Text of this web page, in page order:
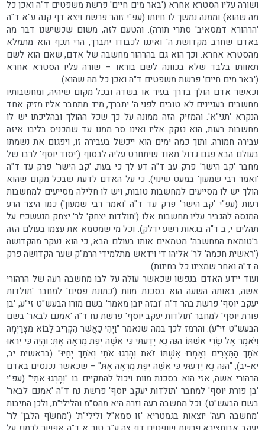
ושורה עליו הסטרא אחרא ('באר מים חיים' פרשת משפטים ד"ה ואכן כל
מה שהוא) וממנה נמשך לו חיותו (עפ"י זוהר פרשת ויצא דף קנה ע"א ד"ה
'הרהורא דמסאיב' סתרי תורה). והטעם לזה, משום שכשישנו דבר מה
באדם שחרב מקדושת ה' ואיננו לכבודו יתברך, הרי תכף הוא מתמלא
מהסטרא אחרא. וכך הוא גם בהרהור מחשבה של אדם, שאם הוא לשם
תאוותו בלבד שלא בכוונה לשם בוראו – שורה עליו הסטרא אחרא
('באר מים חיים' פרשת משפטים ד"ה ואכן כל מה שהוא).
וכאשר אדם הולך בדרך בעיר או בשדה ובכל מקום שיהיה, ומחשבותיו
מחשבים בעניינים לא טובים לפני ה' יתברך, מיד מתחבר אליו מזיק אחד
הנקרא 'תני"א'. והמזיק הזה ממונה על כך שכל ההולך ובהליכתו יש לו
מחשבות רעות, הוא נזקק אליו ואינו סר ממנו עד שמכניס בליבו איזה
עבירה חמורה. ותוך כמה ימים הוא ייכשל בעבירה זו, ויפגום את נשמתו
בעולם הבא פגם גדול מאוד שיתחרט עליה לבסוף ('יסוד יוסף' לרבו של
מחבר 'קב הישר' פרק עב ד"ה דע לך כי בעת, 'קב הישר' פרק עד ד"ה
'ואמר רבי שמעון' במעט שינוי). כי על האדם לדעת שבכל מקום שהוא
הולך יש לו מסייעים למחשבות טובות, ויש לו חלילה מסייעים למחשבות
רעות (עפ"י 'קב הישר' פרק עד ד"ה 'ואמר רבי שמעון') כמו היצר הרע
המנסה להגביר עליו מחשבות אלו ('תולדות יצחק' לר' יצחק מנעשכיז על
תהלים י, ב ד"ה בגאות רשע ידלק). וכל מי שמטמא את עצמו בעולם הזה
ב'טומאת המחשבה' מטמאים אותו בעולם הבא, כי הוא נעקר מהקדושה
('ראשית חכמה' לר' אליהו די וידאש מתלמידי הרמ"ק שער הקדושה פרק
ה ד"ה ואחר שמצינו כל בחינות).
ועוד יידע האדם בנפשו שכאשר עולה על לבו מחשבה רעה של הרהורי
אשה, באותה השעה הוא בסכנת מוות ('כתונת פסים' למחבר 'תולדות
יעקב יוסף' פרשת בהר ד"ה 'ובזה יובן מאמר' בשם מורו הבעש"ט זי"ע, 'בן
פורת יוסף' למחבר 'תולדות יעקב יוסף' פרשת נח ד"ה 'אמנם לבאר' בשם
הבעש"ט זי"ע). והרמז לכך במה שנאמר "וַיְהִי כַּאֲשֶׁר הִקְרִיב לָבוֹא מִצְרָיְמָה
וַיֹּאמֶר אֶל שָׂרַי אִשְׁתּוֹ הִנֵּה נָא יָדַעְתִּי כִּי אִשָּׁה יְפַת מַרְאֶה אָתְּ: וְהָיָה כִּי יִרְאוּ
אֹתָךְ הַמִּצְרִים וְאָמְרוּ אִשְׁתּוֹ זֹאת וְהָרְגוּ אֹתִי וְאֹתָךְ יְחַיּוּ" (בראשית יב,
יא-יב), "הִנֵּה נָא יָדַעְתִּי כִּי אִשָּׁה יְפַת מַרְאֶה אָתְּ" – שכאשר נכנסים באדם
הרהורי אשה, אזי הוא בסכנת מוות ויכול להתקיים בו "וְהָרְגוּ אֹתִי" (עפ"י
'בן פורת יוסף' למחבר 'תולדות יעקב יוסף' פרשת נח ד"ה 'אמנם לבאר'
בשם הבעש"ט). וכל מחשבה רעה וזרה היא מהס"מ והלילי"ת, ולכן התיבות
'מחשבה רעה' יוצאות בגמטריא 'זו סמא"ל ולילי"ת' ('מחשֹׂף הלבן' לר'